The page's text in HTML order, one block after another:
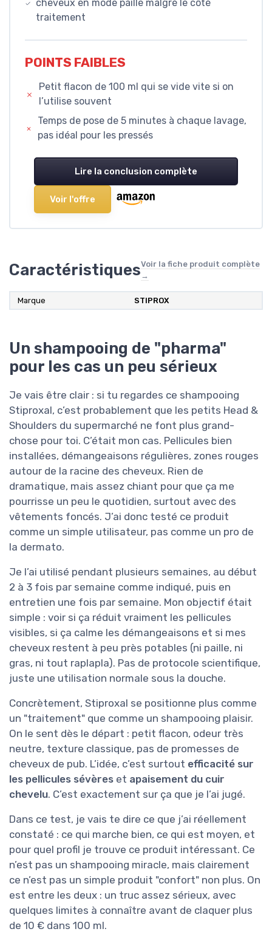
cheveux en mode paille malgré le côté
traitement
POINTS FAIBLES
Petit flacon de 100 ml qui se vide vite si on
l’utilise souvent
Temps de pose de 5 minutes à chaque lavage,
pas idéal pour les pressés
Lire la conclusion complète
Voir l'offre
CaractéristiquesVoir la fiche produit complète
→
Marque STIPROX
Un shampooing de "pharma"
pour les cas un peu sérieux
Je vais être clair : si tu regardes ce shampooing
Stiproxal, c’est probablement que les petits Head &
Shoulders du supermarché ne font plus grand-
chose pour toi. C’était mon cas. Pellicules bien
installées, démangeaisons régulières, zones rouges
autour de la racine des cheveux. Rien de
dramatique, mais assez chiant pour que ça me
pourrisse un peu le quotidien, surtout avec des
vêtements foncés. J’ai donc testé ce produit
comme un simple utilisateur, pas comme un pro de
la dermato.
Je l’ai utilisé pendant plusieurs semaines, au début
2 à 3 fois par semaine comme indiqué, puis en
entretien une fois par semaine. Mon objectif était
simple : voir si ça réduit vraiment les pellicules
visibles, si ça calme les démangeaisons et si mes
cheveux restent à peu près potables (ni paille, ni
gras, ni tout raplapla). Pas de protocole scientifique,
juste une utilisation normale sous la douche.
Concrètement, Stiproxal se positionne plus comme
un "traitement" que comme un shampooing plaisir.
On le sent dès le départ : petit flacon, odeur très
neutre, texture classique, pas de promesses de
cheveux de pub. L’idée, c’est surtout efficacité sur
les pellicules sévères et apaisement du cuir
chevelu. C’est exactement sur ça que je l’ai jugé.
Dans ce test, je vais te dire ce que j’ai réellement
constaté : ce qui marche bien, ce qui est moyen, et
pour quel profil je trouve ce produit intéressant. Ce
n’est pas un shampooing miracle, mais clairement
ce n’est pas un simple produit "confort" non plus. On
est entre les deux : un truc assez sérieux, avec
quelques limites à connaître avant de claquer plus
de 10 € dans 100 ml.